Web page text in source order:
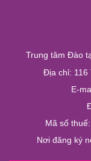
Trung tâm Đào
Địa chỉ: 116
E-
Mã số
Nơi đăng ký